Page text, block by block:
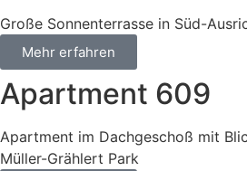
Große Sonnenterrasse in Süd-
Mehr erfahren
Apartment 609
Apartment im Dachgeschoß mit
Müller-Grählert Park